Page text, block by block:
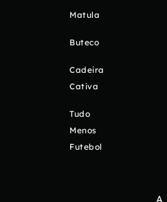
Matula
Buteco
Cadeira
Cativa
Tudo
Menos
Futebol
A